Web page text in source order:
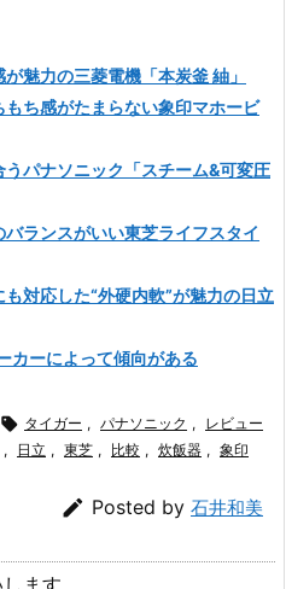
魅力の三菱電機「本炭釜 紬」
ち感がたまらない象印マホービ
パナソニック「スチーム&可変圧
ランスがいい東芝ライフスタイ
対応した“外硬内軟”が魅力の日立
カーによって傾向がある
 タイガー , パナソニック , レビュー
, 日立 , 東芝 , 比較 , 炊飯器 , 象印
 Posted by 石井和美
ます